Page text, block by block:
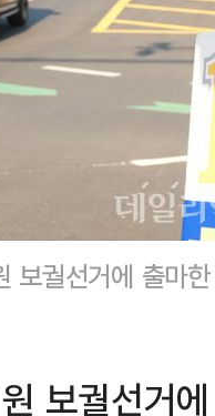
보궐선거에 출마
보궐선거